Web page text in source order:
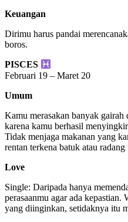
Keuangan
Dirimu harus pandai
boros.
PISCES
Februari 19 – Maret 20
Umum
Kamu merasakan banyak gairah
karena kamu berhasil
Tidak menjaga makanan yang
rentan terkena batuk atau
Love
Single: Daripada hanya
perasaanmu agar ada
yang diinginkan, setidaknya itu